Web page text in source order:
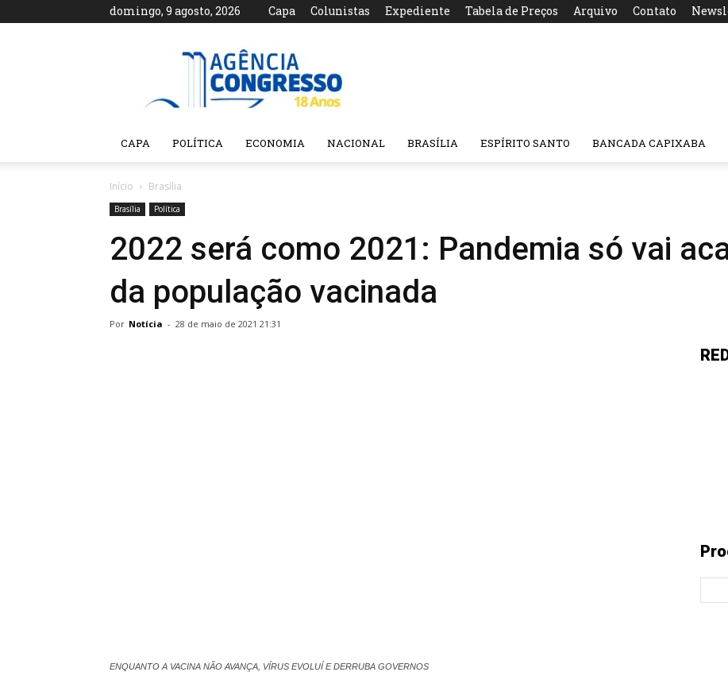
domingo, 9 agosto, 2026 Capa Colunistas Expediente Tabela de Preços Arquivo Contato
Agência
CAPA POLÍTICA ECONOMIA NACIONAL BRASÍLIA ESPÍRITO SANTO BANCADA CAPIXABA
Início Brasília
Brasília Política
2022 será como 2021: Pandemia só vai
da população vacinada
Por Notícia - 28 de maio de 2021 21:31
ENQUANTO A VACINA NÃO AVANÇA, VÍRUS EVOLUÍ E DERRUBA GOVERNOS